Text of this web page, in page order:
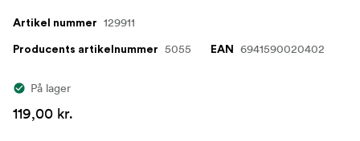
Artikel nummer 129911
Producents artikelnummer 5055 EAN 6941590020402
På lager
119,00 kr.